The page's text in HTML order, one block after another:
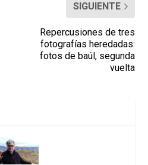
SIGUIENTE
Repercusiones de tres
fotografías heredadas:
fotos de baúl, segunda
vuelta